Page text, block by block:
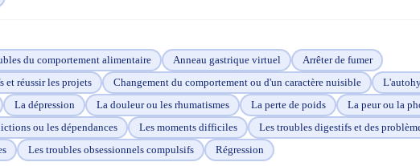
la relation à vous-même et dans les relations aux autres.
du comportement alimentaire Anneau gastrique virtuel
Arrêter de fumer
et réussir les projets
Changement du comportement ou d'un caractère nuisible
La dépression La douleur ou les rhumatismes La perte de poids La peur ou la
ou les dépendances Les moments difficiles
Les troubles digestifs et des
Les troubles obsessionnels compulsifs Régression